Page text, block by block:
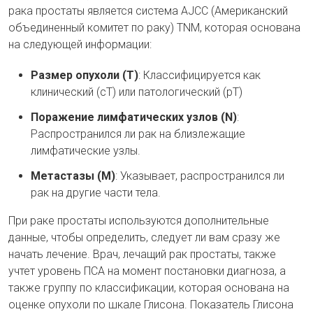
рака простаты является система AJCC (Американский
объединенный комитет по раку) TNM, которая основана
на следующей информации:
Размер опухоли (Т): Классифицируется как
клинический (cT) или патологический (pT)
Поражение лимфатических узлов (N):
Распространился ли рак на близлежащие
лимфатические узлы.
Метастазы (М): Указывает, распространился ли
рак на другие части тела.
При раке простаты используются дополнительные
данные, чтобы определить, следует ли вам сразу же
начать лечение. Врач, лечащий рак простаты, также
учтет уровень ПСА на момент постановки диагноза, а
также группу по классификации, которая основана на
оценке опухоли по шкале Глисона. Показатель Глисона